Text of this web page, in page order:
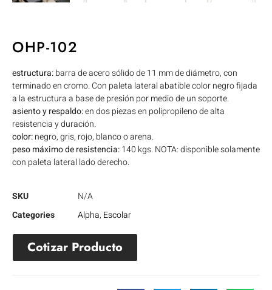
OHP-102
estructura:barra de acero sólido de 11 mm de diámetro, con
terminado en cromo. Con paleta lateral abatible color negro fijada
a la estructura a base de presión por medio de un soporte.
asiento y respaldo:en dos piezas en polipropileno de alta
resistencia y duración.
color:negro, gris, rojo, blanco o arena.
peso máximo de resistencia:140 kgs. NOTA: disponible solamente
con paleta lateral lado derecho.
SKU
N/A
Categories
Alpha, Escolar
Cotizar Producto